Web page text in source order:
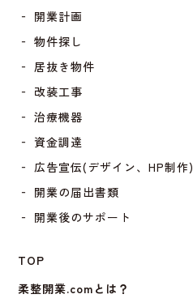
‐ 開業計画
‐ 物件探し
‐ 居抜き物件
‐ 改装工事
‐ 治療機器
‐ 資金調達
‐ 広告宣伝(デザイン、HP制作)
‐ 開業の届出書類
‐ 開業後のサポート
TOP
柔整開業.comとは？